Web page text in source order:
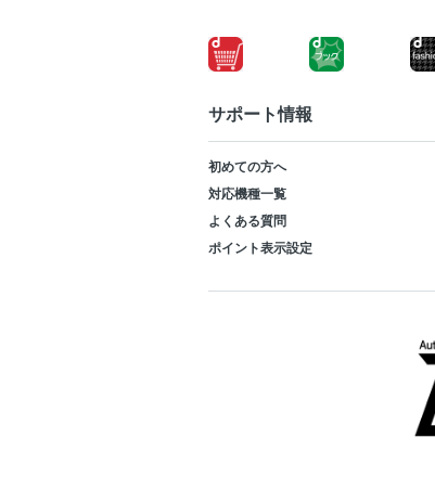
サポート情報
初めての方へ
対応機種一覧
よくある質問
ポイント表示設定